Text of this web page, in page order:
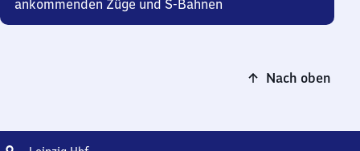
ankommenden Züge und S-Bahnen
Nach oben